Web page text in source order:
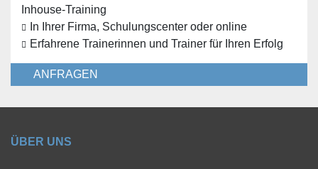
Inhouse-Training
In Ihrer Firma, Schulungscenter oder online
Erfahrene Trainerinnen und Trainer für Ihren Erfolg
ANFRAGEN
ÜBER UNS